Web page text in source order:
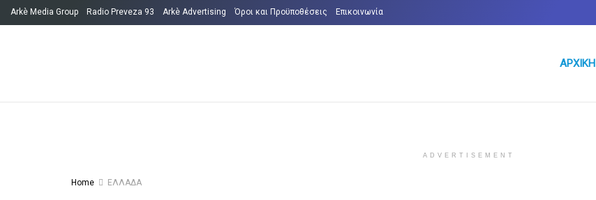
Arkè Media Group Radio Preveza 93 Arkè Advertising Όροι και Προϋποθέσεις Επικοινωνία
ΑΡΧΙΚΉ
ADVERTISEMENT
Home ΕΛΛΑΔΑ